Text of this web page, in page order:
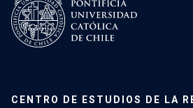
CENTRO DE ESTUDIOS DE LA